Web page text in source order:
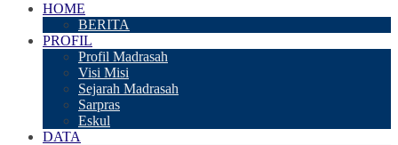
HOME
BERITA
PROFIL
Profil Madrasah
Visi Misi
Sejarah Madrasah
Sarpras
Eskul
DATA